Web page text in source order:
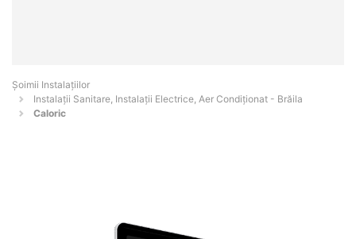
Şoimii Instalaţiilor
Instalații Sanitare, Instalații Electrice, Aer Condiționat - Brăila
Caloric